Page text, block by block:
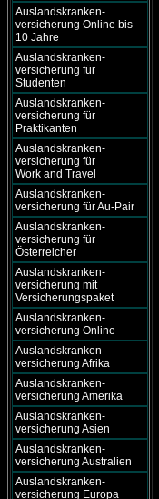
Auslandskranken-
versicherung Online bis
10 Jahre
Auslandskranken-
versicherung für
Studenten
Auslandskranken-
versicherung für
Praktikanten
Auslandskranken-
versicherung für
Work and Travel
Auslandskranken-
versicherung für Au-Pair
Auslandskranken-
versicherung für
Österreicher
Auslandskranken-
versicherung mit
Versicherungspaket
Auslandskranken-
versicherung Online
Auslandskranken-
versicherung Afrika
Auslandskranken-
versicherung Amerika
Auslandskranken-
versicherung Asien
Auslandskranken-
versicherung Australien
Auslandskranken-
versicherung Europa